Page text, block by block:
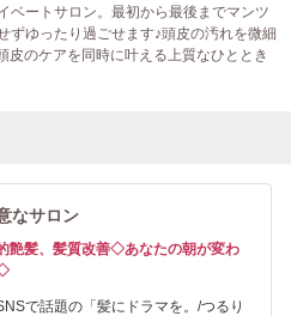
ベートサロン。最初から最後までマンツ
ずゆったり過ごせます♪頭皮の汚れを微細
皮のケアを同時に叶える上質なひととき
なサロン
艶髪、髪質改善◇あなたの朝が変わ
で話題の「髪にドラマを。/つるり